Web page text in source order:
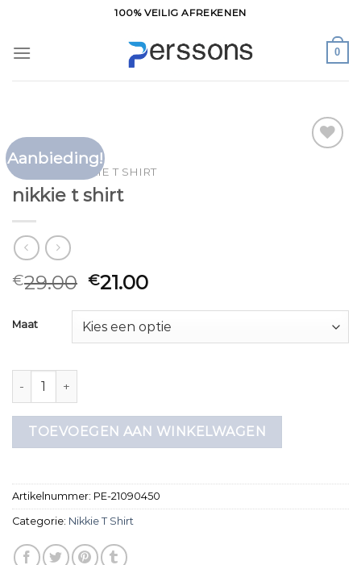
inhoud
100% VEILIG AFREKENEN
0
Aanbieding!
HOME NIKKIE T SHIRT
nikkie t shirt
€29.00 €21.00
Maat
nikkie t shirt aantal
TOEVOEGEN AAN WINKELWAGEN
Artikelnummer: PE-21090450
Categorie: Nikkie T Shirt